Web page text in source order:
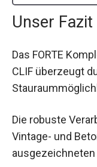
Unser Fazit
Das FORTE
CLIF überzeugt
Die robuste
Vintage- und